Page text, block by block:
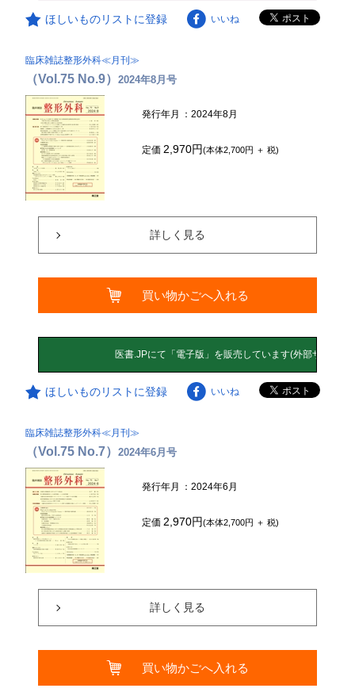
ほしいものリストに登録 いいね
臨床雑誌整形外科≪月刊≫
（Vol.75 No.9）2024年8月号
発行年月 ：2024年8月
定価2,970円(本体2,700円 ＋ 税)
詳しく見る
買い物かごへ入れる
ほしいものリストに登録 いいね
臨床雑誌整形外科≪月刊≫
（Vol.75 No.7）2024年6月号
発行年月 ：2024年6月
定価2,970円(本体2,700円 ＋ 税)
詳しく見る
買い物かごへ入れる